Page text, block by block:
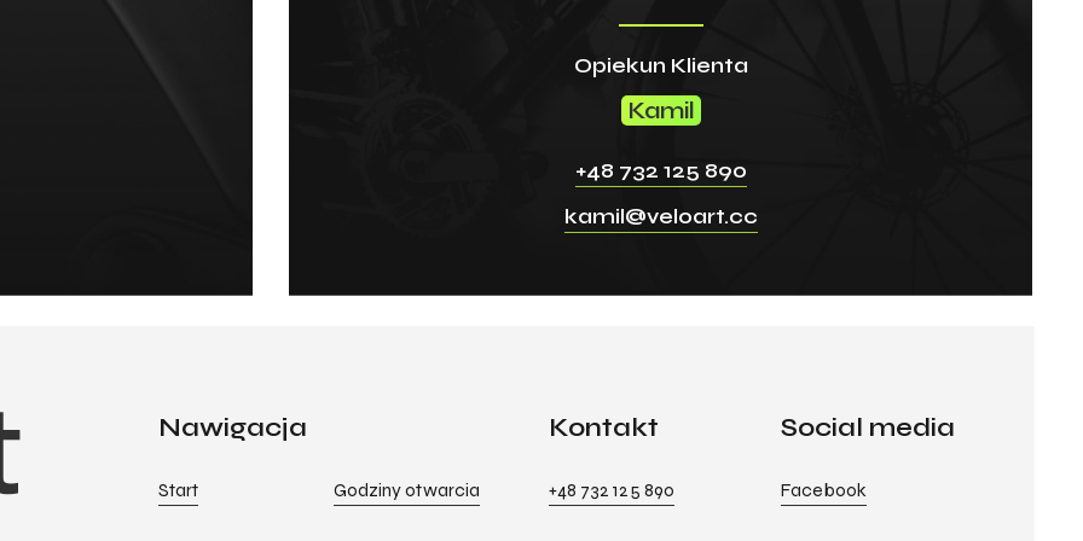
Opiekun Klienta
Kamil
+48 732 125 890
kamil@veloart.cc
Nawigacja
Start Godziny otwarcia
Kontakt
+48 732 125 890
Social media
Facebook